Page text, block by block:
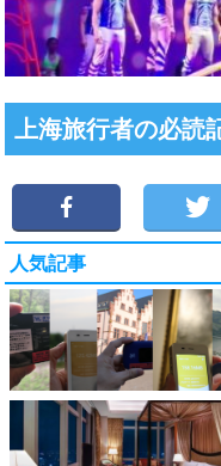
上海旅行者の必読
人気記事